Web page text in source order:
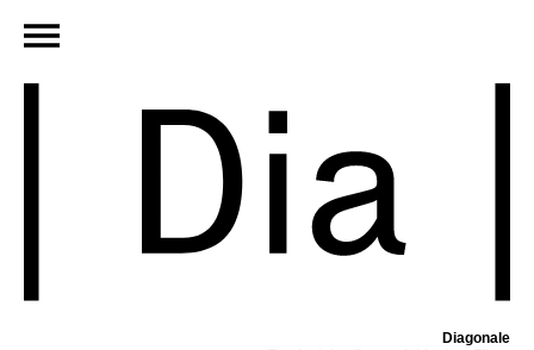
Diagonale